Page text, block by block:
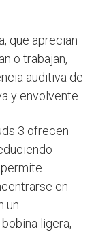
que aprecian
o trabajan,
auditiva de
y envolvente.
3 ofrecen
en
un
ligera,